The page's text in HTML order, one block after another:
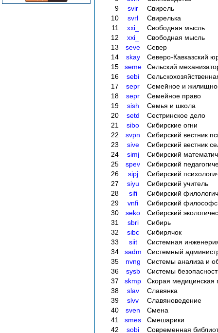
9
svir
Свирель
10
svrl
Свирелька
11
xxi_
Свободная мысль
12
xxi_
Свободная мысль
13
seve
Север
14
skay
Северо-Кавказский
15
seme
Сельский
16
sebi
17
sepr
Семейное и
18
sepr
Семейное право
19
sish
Семья и школа
20
setd
Сестринское дело
21
sibo
Сибирские огни
22
svpn
Сибирский вестник
23
sive
Сибирский вестник
24
simj
Сибирский
25
spev
Сибирский
26
sipj
Сибирский
27
siyu
Сибирский учитель
28
sifi
Сибирский
29
vnfi
Сибирский
30
seko
Сибирский
31
sbri
Сибирь
32
sibc
Сибирячок
33
siit
Системная
34
sadm
Системный
35
nvng
Системы анализа и
36
sysb
Системы
37
skmp
Скорая
38
slav
Славянка
39
slvv
Славяноведение
40
sven
Смена
41
smes
Смешарики
42
sobi
Современная